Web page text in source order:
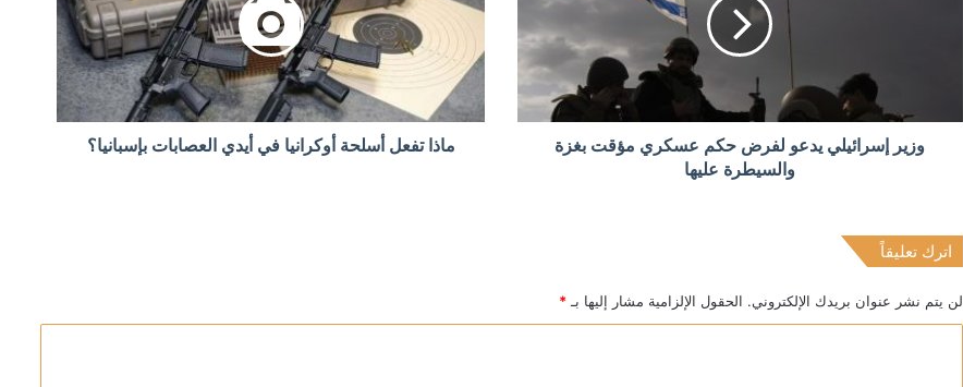
الحلبوسي يدين الاعتداء على مواقع أمنية عراقية ويدعو إلى تحقيق شامل
سرايا “أولياء الدم” العراقية تطالب بحصر سلاح الحكومة بيد المقاومة في حال تقاعست عن أداء واجباتها
منذ 3 ساعات
وزير إسرائيلي يدعو لفرض حكم عسكري مؤقت بغزة
والسيطرة عليها
ماذا تفعل أسلحة أوكرانيا في أيدي العصابات بإسبانيا؟
اترك تعليقاً
لن يتم نشر عنوان بريدك الإلكتروني. الحقول الإلزامية مشار إليها بـ *